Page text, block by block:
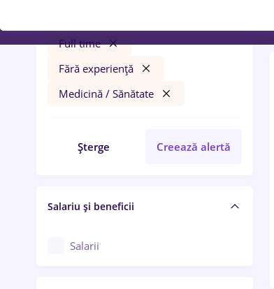
Full time
Fără experiență
Medicină / Sănătate
Șterge Creează alertă
Salariu și beneficii
Salarii